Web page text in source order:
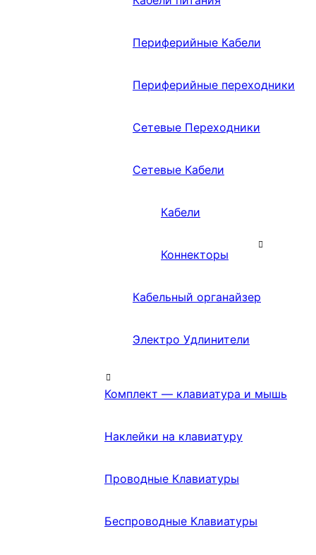
Периферийные Кабели
Периферийные переходники
Сетевые Переходники
Сетевые Кабели
Кабели
Коннекторы
Кабельный органайзер
Электро Удлинители
Комплект — клавиатура и мышь
Наклейки на клавиатуру
Проводные Клавиатуры
Беспроводные Клавиатуры